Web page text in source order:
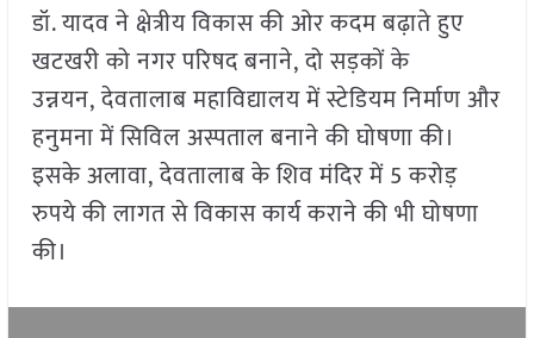
डॉ. यादव ने क्षेत्रीय विकास की ओर कदम बढ़ाते हुए
खटखरी को नगर परिषद बनाने, दो सड़कों के
उन्नयन, देवतालाब महाविद्यालय में स्टेडियम निर्माण और
हनुमना में सिविल अस्पताल बनाने की घोषणा की।
इसके अलावा, देवतालाब के शिव मंदिर में 5 करोड़
रुपये की लागत से विकास कार्य कराने की भी घोषणा
की।